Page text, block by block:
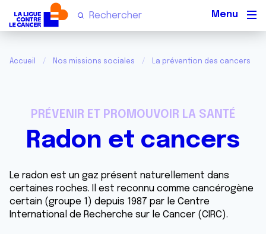
Accueil Nos missions sociales La prévention des cancers
PRÉVENIR ET PROMOUVOIR LA SANTÉ
Radon et cancers
Le radon est un gaz présent naturellement dans
certaines roches. Il est reconnu comme cancérogène
certain (groupe 1) depuis 1987 par le Centre
International de Recherche sur le Cancer (CIRC).